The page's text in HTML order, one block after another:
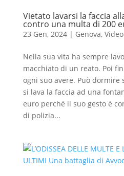
Vietato lavarsi la faccia
contro una multa di 200
23 Gen, 2024| Genova, Video
Nella sua vita ha sempre
macchiato di un reato. Poi
ogni suo avere. Può dormire
si lava la faccia ad una
euro perché il suo gesto è
di polizia...